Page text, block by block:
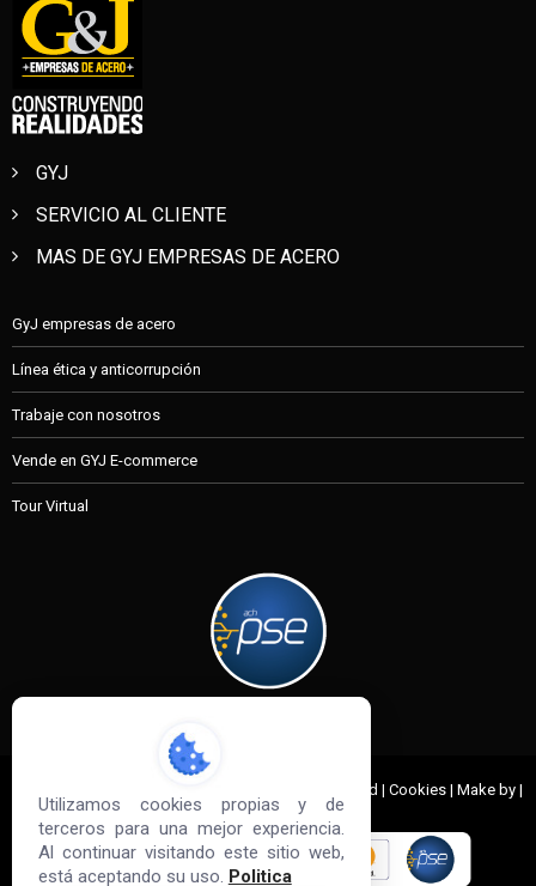
Utilizamos cookies propias y de
terceros para una mejor experiencia.
Al continuar visitando este sitio web,
está aceptando su uso. Politica
GYJ
SERVICIO AL CLIENTE
MAS DE GYJ EMPRESAS DE ACERO
GyJ empresas de acero
Línea ética y anticorrupción
Trabaje con nosotros
Vende en GYJ E-commerce
Tour Virtual
© 2022 G&J Empresas de Acero. All Rights Reserved | Cookies | Make by |
Sd3